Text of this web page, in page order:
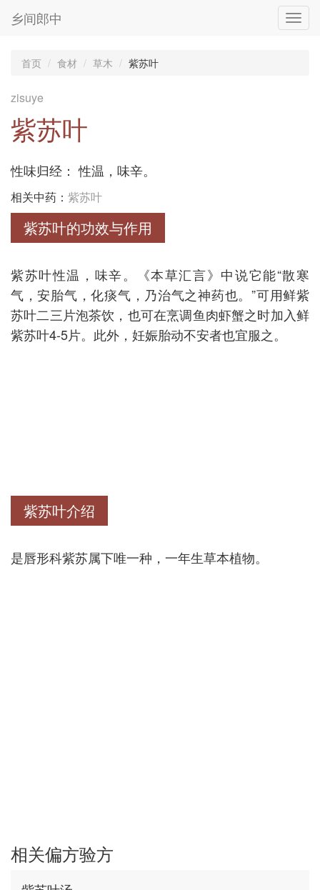
乡间郎中
首页 食材 草木 紫苏叶
zisuye
紫苏叶
性味归经： 性温，味辛。
相关中药： 紫苏叶
紫苏叶的功效与作用
紫苏叶性温，味辛。《本草汇言》中说它能“散寒
气，安胎气，化痰气，乃治气之神药也。”可用鲜紫
苏叶二三片泡茶饮，也可在烹调鱼肉虾蟹之时加入鲜
紫苏叶4-5片。此外，妊娠胎动不安者也宜服之。
紫苏叶介绍
是唇形科紫苏属下唯一种，一年生草本植物。
相关偏方验方